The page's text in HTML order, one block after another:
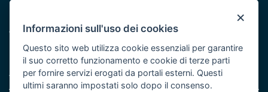
Vai al sito di Protezione Civile Puglia
Iniziativa finanziata con risorse del POR Puglia 2014/2020 -
Asse XI
×
Informazioni sull'uso dei cookies
Questo sito web utilizza cookie essenziali per garantire
il suo corretto funzionamento e cookie di terze parti
per fornire servizi erogati da portali esterni. Questi
ultimi saranno impostati solo dopo il consenso.